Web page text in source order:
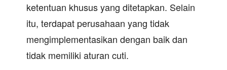
ketentuan khusus yang ditetapkan. Selain
itu, terdapat perusahaan yang tidak
mengimplementasikan dengan baik dan
tidak memiliki aturan cuti.